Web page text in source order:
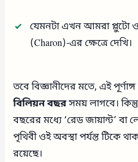
যেমনটা এখন আমরা প্লুটো
(Charon)-এর ক্ষেত্রে দেখি।
তবে বিজ্ঞানীদের মতে, এই
বিলিয়ন বছরসময় লাগবে।
বছরের মধ্যে ‘রেড জায়ান্ট’ বা
পৃথিবী ওই অবস্থা পর্যন্ত টিকে
রয়েছে।